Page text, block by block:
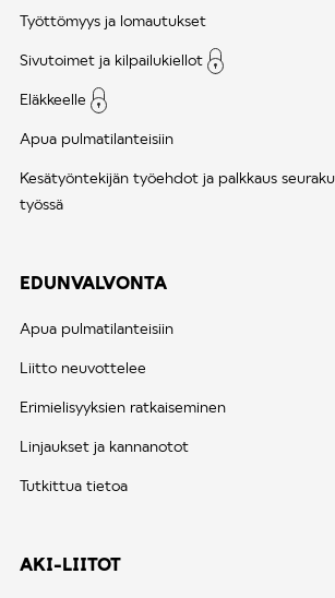
Työttömyys ja lomautukset
Sivutoimet ja kilpailukiellot
Eläkkeelle
Apua pulmatilanteisiin
Kesätyöntekijän työehdot ja palkkaus
työssä
EDUNVALVONTA
Apua pulmatilanteisiin
Liitto neuvottelee
Erimielisyyksien ratkaiseminen
Linjaukset ja kannanotot
Tutkittua tietoa
AKI-LIITOT